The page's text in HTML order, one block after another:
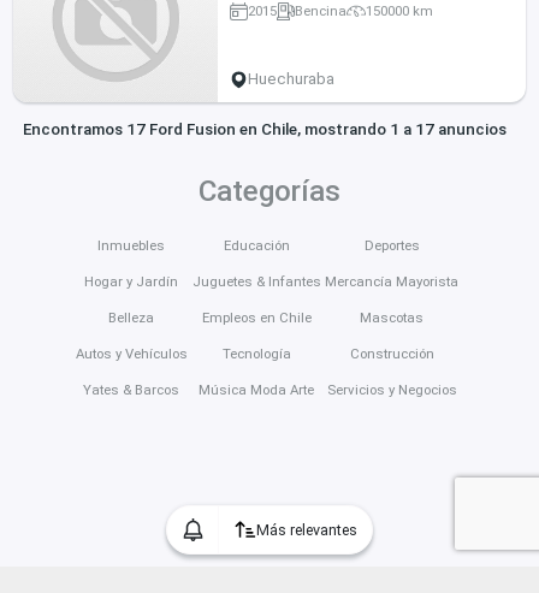
Más relevantes
2015 Bencina 150000 km
Huechuraba
Encontramos 17 Ford Fusion en Chile, mostrando 1 a 17 anuncios
Categorías
Inmuebles
Hogar y Jardín
Belleza
Autos y Vehículos
Yates & Barcos
Educación
Juguetes & Infantes
Empleos en Chile
Tecnología
Música Moda Arte
Deportes
Mercancía Mayorista
Mascotas
Construcción
Servicios y Negocios